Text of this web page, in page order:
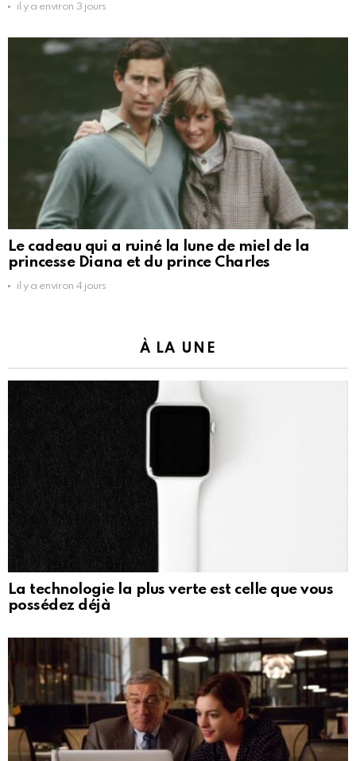
il y a environ 3 jours
Le cadeau qui a ruiné la lune de miel de la
princesse Diana et du prince Charles
il y a environ 4 jours
À LA UNE
La technologie la plus verte est celle que vous
possédez déjà